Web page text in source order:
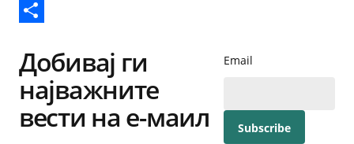
Reddit
Добивај ги
најважните
вести на е-маил
Email